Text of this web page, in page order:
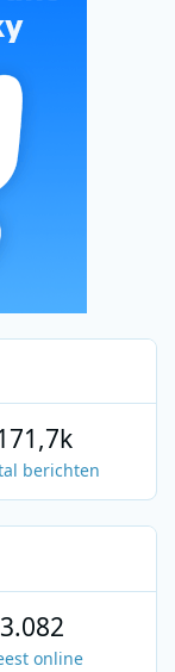
berichten
3.082
online